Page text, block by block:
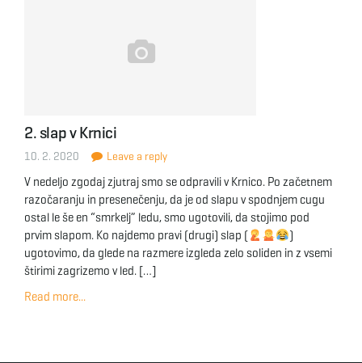
2. slap v Krnici
10. 2. 2020 Leave a reply
V nedeljo zgodaj zjutraj smo se odpravili v Krnico. Po začetnem
razočaranju in presenečenju, da je od slapu v spodnjem cugu
ostal le še en “smrkelj” ledu, smo ugotovili, da stojimo pod
prvim slapom. Ko najdemo pravi (drugi) slap (
)
ugotovimo, da glede na razmere izgleda zelo soliden in z vsemi
štirimi zagrizemo v led. […]
Read more...